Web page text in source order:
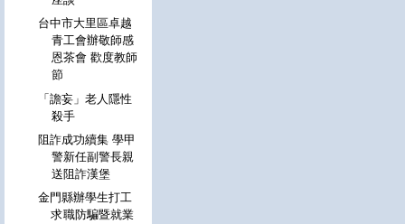
台中市大里區卓越
青工會辦敬師感
恩茶會 歡度教師
節
「譫妄」老人隱性
殺手
阻詐成功續集 學甲
警新任副警長親
送阻詐漢堡
金門縣辦學生打工
求職防騙暨就業